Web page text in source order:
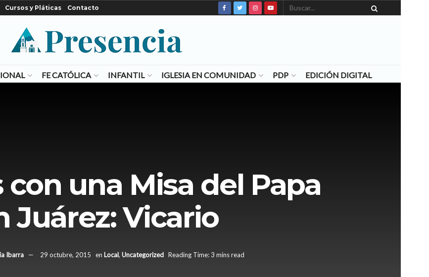
Cursos y Pláticas Contacto
FE CATÓLICA INFANTIL IGLESIA EN COMUNIDAD PDP EDICIÓN DIGITAL
una Misa del Papa
Juárez: Vicario
Ibarra 29 octubre, 2015 en Local, Uncategorized Reading Time: 3 mins read